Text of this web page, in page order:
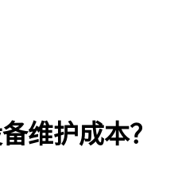
维护成本？